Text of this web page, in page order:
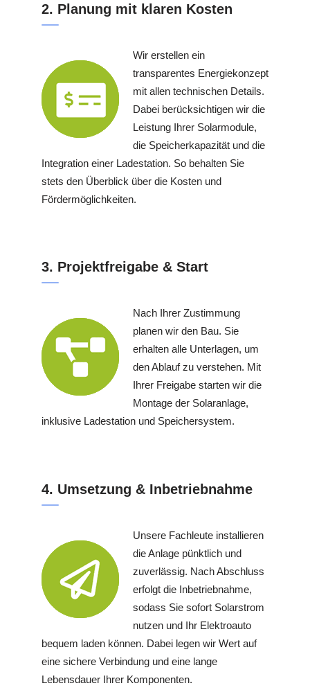
2. Planung mit klaren Kosten
Wir erstellen ein
transparentes Energiekonzept
mit allen technischen Details.
Dabei berücksichtigen wir die
Leistung Ihrer Solarmodule,
die Speicherkapazität und die
Integration einer Ladestation. So behalten Sie
stets den Überblick über die Kosten und
Fördermöglichkeiten.
3. Projektfreigabe & Start
Nach Ihrer Zustimmung
planen wir den Bau. Sie
erhalten alle Unterlagen, um
den Ablauf zu verstehen. Mit
Ihrer Freigabe starten wir die
Montage der Solaranlage,
inklusive Ladestation und Speichersystem.
4. Umsetzung & Inbetriebnahme
Unsere Fachleute installieren
die Anlage pünktlich und
zuverlässig. Nach Abschluss
erfolgt die Inbetriebnahme,
sodass Sie sofort Solarstrom
nutzen und Ihr Elektroauto
bequem laden können. Dabei legen wir Wert auf
eine sichere Verbindung und eine lange
Lebensdauer Ihrer Komponenten.